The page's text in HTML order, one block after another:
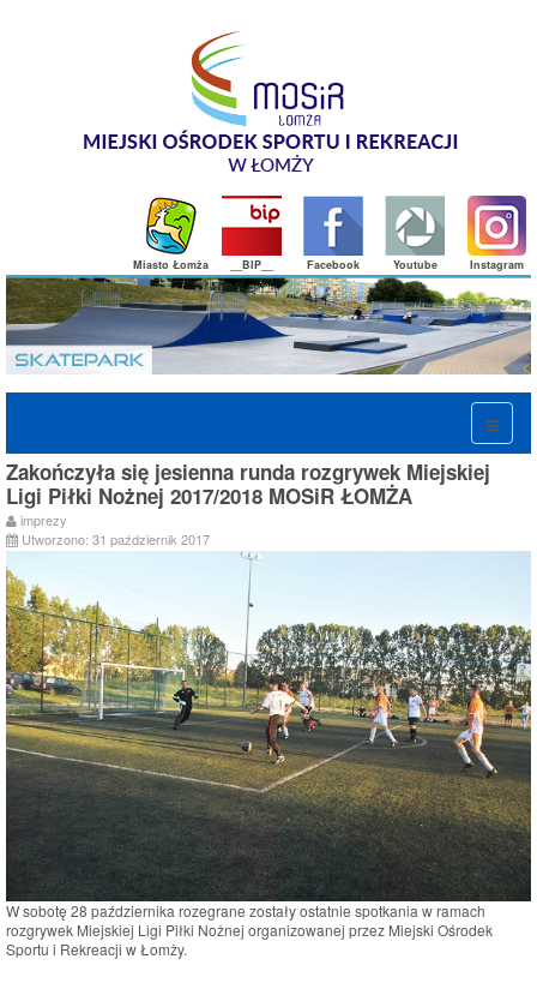
Instagram
Youtube
Facebook
__BIP__
Miasto Łomża
Zakończyła się jesienna runda rozgrywek Miejskiej
Ligi Piłki Nożnej 2017/2018 MOSiR ŁOMŻA
imprezy
Utworzono: 31 październik 2017
W sobotę 28 października rozegrane zostały ostatnie spotkania w ramach
rozgrywek Miejskiej Ligi Piłki Nożnej organizowanej przez Miejski Ośrodek
Sportu i Rekreacji w Łomży.